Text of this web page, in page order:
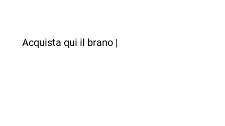
Acquista qui il brano |